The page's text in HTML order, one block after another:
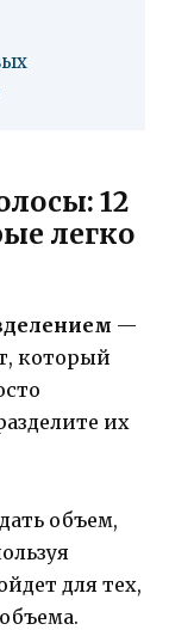
12
легко
—
который
их
объем,
для тех,